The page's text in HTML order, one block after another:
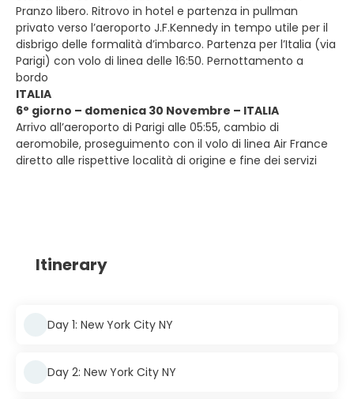
Pranzo libero. Ritrovo in hotel e partenza in pullman
privato verso l’aeroporto J.F.Kennedy in tempo utile per il
disbrigo delle formalità d’imbarco. Partenza per l’Italia (via
Parigi) con volo di linea delle 16:50. Pernottamento a
bordo
ITALIA
6° giorno – domenica 30 Novembre – ITALIA
Arrivo all’aeroporto di Parigi alle 05:55, cambio di
aeromobile, proseguimento con il volo di linea Air France
diretto alle rispettive località di origine e fine dei servizi
Itinerary
Day 1: New York City NY
Day 2: New York City NY